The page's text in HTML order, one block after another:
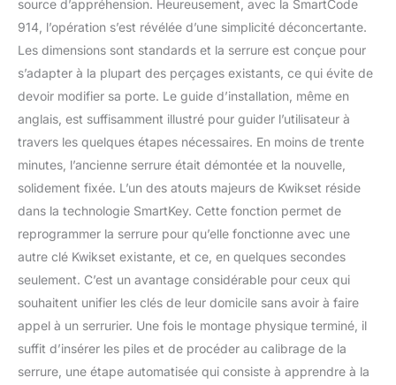
source d’appréhension. Heureusement, avec la SmartCode
914, l’opération s’est révélée d’une simplicité déconcertante.
Les dimensions sont standards et la serrure est conçue pour
s’adapter à la plupart des perçages existants, ce qui évite de
devoir modifier sa porte. Le guide d’installation, même en
anglais, est suffisamment illustré pour guider l’utilisateur à
travers les quelques étapes nécessaires. En moins de trente
minutes, l’ancienne serrure était démontée et la nouvelle,
solidement fixée. L’un des atouts majeurs de Kwikset réside
dans la technologie SmartKey. Cette fonction permet de
reprogrammer la serrure pour qu’elle fonctionne avec une
autre clé Kwikset existante, et ce, en quelques secondes
seulement. C’est un avantage considérable pour ceux qui
souhaitent unifier les clés de leur domicile sans avoir à faire
appel à un serrurier. Une fois le montage physique terminé, il
suffit d’insérer les piles et de procéder au calibrage de la
serrure, une étape automatisée qui consiste à apprendre à la